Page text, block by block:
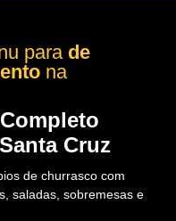
para de
na
Cruz
de churrasco com
saladas, sobremesas e